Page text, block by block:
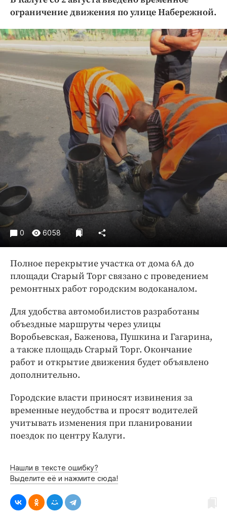
Криминал
Недвижимость и ЖКХ
Образование
Общество
Погода
Праздники
Происшествия
Спорт
Экономика и бизнес
ПРОЕКТЫ
Блоги
Издания
Медиаперсона
Интересное чтиво
Клиника года
Бренд года
Работодатель года
ограничение движения по улице Набережной.
0 6058
Полное перекрытие участка от дома 6А до
площади Старый Торг связано с проведением
ремонтных работ городским водоканалом.
Для удобства автомобилистов разработаны
объездные маршруты через улицы
Воробьевская, Баженова, Пушкина и Гагарина,
а также площадь Старый Торг. Окончание
работ и открытие движения будет объявлено
дополнительно.
Городские власти приносят извинения за
временные неудобства и просят водителей
учитывать изменения при планировании
поездок по центру Калуги.
Нашли в тексте ошибку?
Выделите её и нажмите сюда!